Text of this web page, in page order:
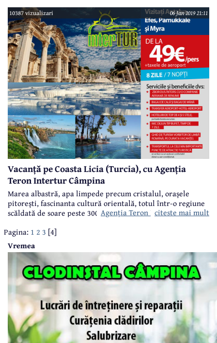
puteți permite foarte simplu într-o vacanță în Cappadocia,
prin, prețurile începând de la 89 euro/persoană. Dincolo
de experiența fabuloasă din Cappadocia, veți avea
posibilitatea să vedeți un colț de lume foarte interesant -
de la Riveria turcească la orașele subterane săpate de
primii creștini.
10387 vizualizari 06 Jan 2019 21:11
Vacanță pe Coasta Licia (Turcia), cu Agenția
Teron Intertur Câmpina
Marea albastră, apa limpede precum cristalul, orașele
pitorești, fascinanta cultură orientală, totul într-o regiune
scăldată de soare peste 300 de zile pe an, acesta va fi
care să o țineți minte pentru totdeauna -
Licia (Turcia), cu
Agenția Teron Intertur Câmpina
, de la prețuri începând de la49
euro/persoană. Circuitul este altfel conceput încât să aveți
posibilitatea să descoperiți locuri minunate, să vedeți unele
dintre minunile lumii, dar și să aveți răgazul necesar
pentru a vă relaxa și bucura de fiecare clipă a acestei
vacanțe.
citeste mai mult
Pagina: 1 2 3 [4]
Vremea